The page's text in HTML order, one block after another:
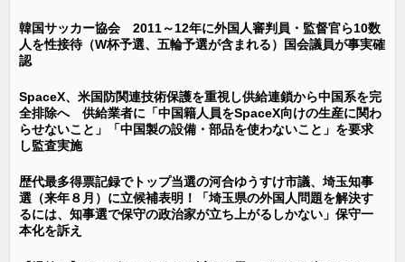
韓国サッカー協会 2011～12年に外国人審判員・監督官ら10数
人を性接待（W杯予選、五輪予選が含まれる）国会議員が事実確
認
SpaceX、米国防関連技術保護を重視し供給連鎖から中国系を完
全排除へ 供給業者に「中国籍人員をSpaceX向けの生産に関わ
らせないこと」「中国製の設備・部品を使わないこと」を要求
し監査実施
歴代最多得票記録でトップ当選の河合ゆうすけ市議、埼玉知事
選（来年８月）に立候補表明！「埼玉県の外国人問題を解決す
るには、知事選で保守の政治家が立ち上がるしかない」保守一
本化を訴え